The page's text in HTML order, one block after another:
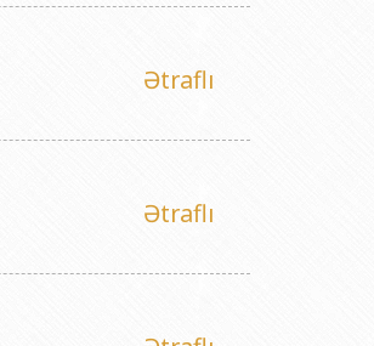
Ətraflı
Ətraflı